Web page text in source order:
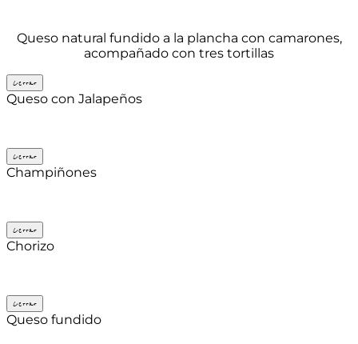
Queso natural fundido a la plancha con camarones,
acompañado con tres tortillas
Cerrar
Queso con Jalapeños
Cerrar
Champiñones
Cerrar
Chorizo
Cerrar
Queso fundido